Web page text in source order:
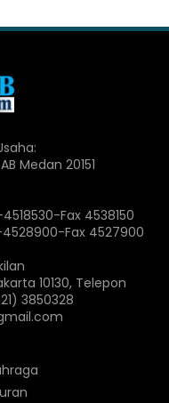
Medan 20151
Fax 4538150
Fax 4527900
10130, Telepon
3850328